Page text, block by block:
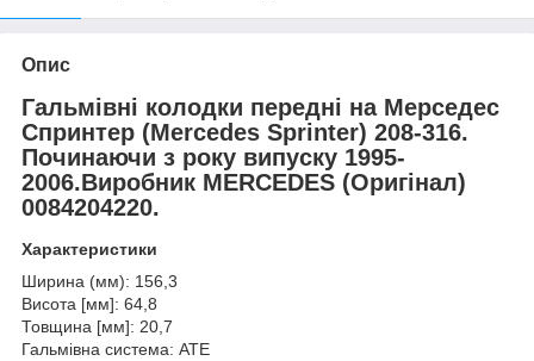
Опис
Гальмівні колодки передні на Мерседес
Спринтер (Mercedes Sprinter) 208-316.
Починаючи з року випуску 1995-
2006.Виробник MERCEDES (Оригінал)
0084204220.
Характеристики
Ширина (мм): 156,3
Висота [мм]: 64,8
Товщина [мм]: 20,7
Гальмівна система: ATE